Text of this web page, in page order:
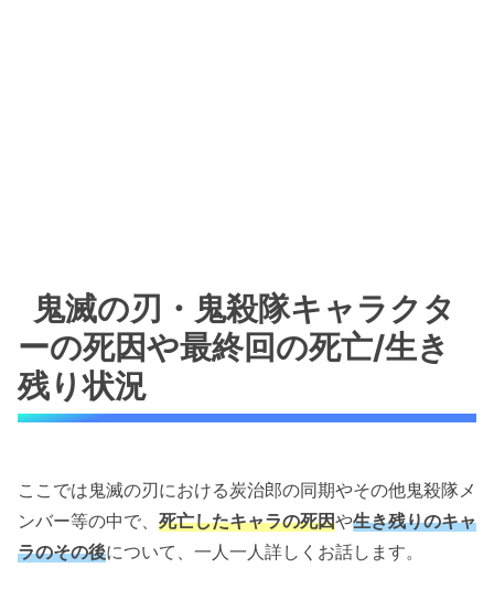
鬼滅の刃・鬼殺隊キャラクタ
ーの死因や最終回の死亡/生き
残り状況
ここでは鬼滅の刃における炭治郎の同期やその他鬼殺隊メ
ンバー等の中で、 死亡したキャラの死因や生き残りのキャ
ラのその後について、一人一人詳しくお話します。